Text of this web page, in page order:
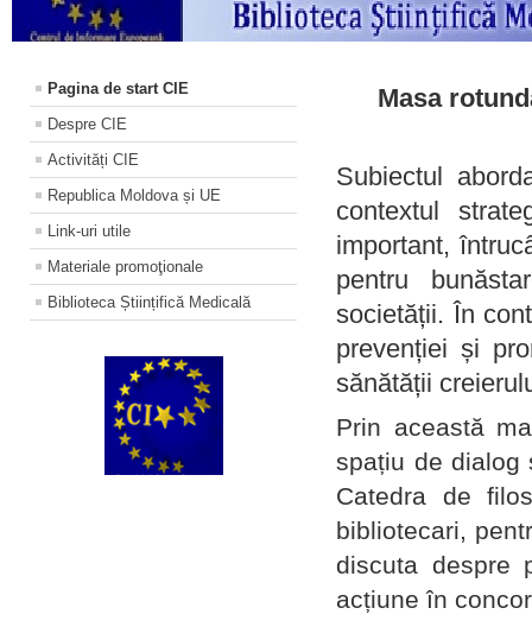
Pagina de start CIE
Despre CIE
Activități CIE
Republica Moldova și UE
Link-uri utile
Materiale promoţionale
Biblioteca Științifică Medicală
Masa
Subiectul
contextul
important,
pentru
societății. În
prevenției și
sănătății
Prin această
spațiu de dialog
Catedra de
bibliotecari,
discuta despre
acțiune în